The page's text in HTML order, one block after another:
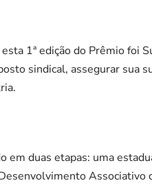
1ª edição do Prêmio foi
sindical, assegurar sua
em duas etapas: uma
Associativo